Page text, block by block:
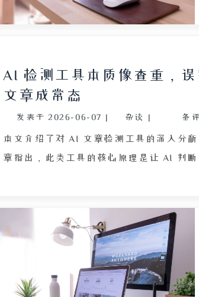
AI 检测工具本质像查重，误
文章成常态
发表于 2026-06-07 | 杂谈 | 条
本文介绍了对 AI 文章检测工具的深入分析
章指出，此类工具的核心原理是让 AI 判断
窝。作者对比了绘画 AI 检测的早期有效性
于 AI 模仿人类新手错误，随着技术进步逐
文字检测则更难固定规则。文章进一步揭
作本身存在大量套路化表达，如公文、营
这些正是 AI 训练数据的来源，导致自然